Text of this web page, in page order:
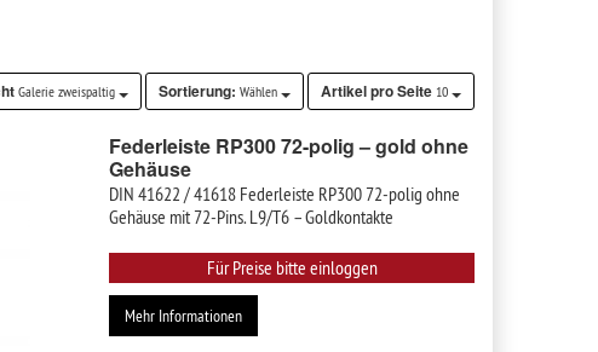
Galerie zweispaltig Sortierung: Wählen Artikel pro Seite 10
Federleiste RP300 72-polig – gold ohne
Gehäuse
DIN 41622 / 41618 Federleiste RP300 72-polig ohne
Gehäuse mit 72-Pins. L9/T6 – Goldkontakte
Für Preise bitte einloggen
Mehr Informationen